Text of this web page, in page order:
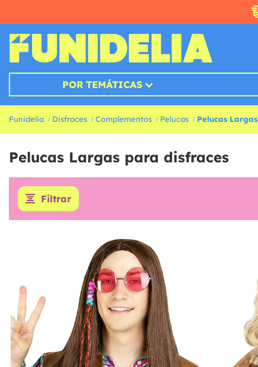
POR TEMÁTICAS
Funidelia Disfraces Complementos Pelucas Pelucas Largas
Pelucas Largas para disfraces
Filtrar